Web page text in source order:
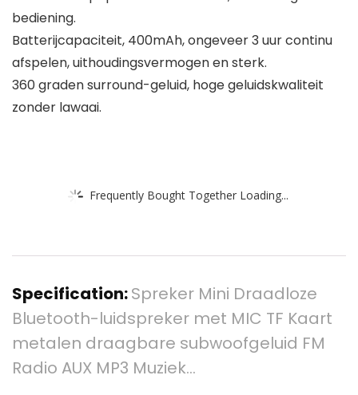
bediening.
Batterijcapaciteit, 400mAh, ongeveer 3 uur continu
afspelen, uithoudingsvermogen en sterk.
360 graden surround-geluid, hoge geluidskwaliteit
zonder lawaai.
Frequently Bought Together Loading...
Specification:Spreker Mini Draadloze
Bluetooth-luidspreker met MIC TF Kaart
metalen draagbare subwoofgeluid FM
Radio AUX MP3 Muziek…